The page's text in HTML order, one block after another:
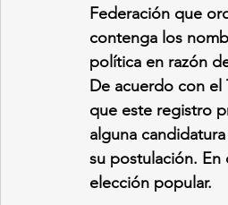
Federación que
contenga los
política en razón
De acuerdo con el
que este registro
alguna
su postulación. En
elección popular.